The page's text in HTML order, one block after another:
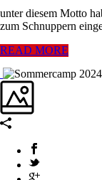
unter diesem Motto
zum Schnuppern
READ MORE